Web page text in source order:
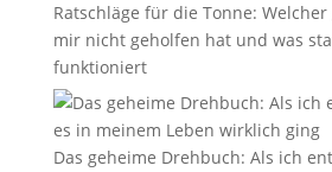
Ratschläge für die Tonne:
mir nicht geholfen hat und was
funktioniert
Das geheime Drehbuch: Als ich